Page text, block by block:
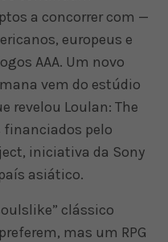
a concorrer com —
europeus e
AAA. Um novo
vem do estúdio
revelou Loulan: The
financiados pelo
iniciativa da Sony
asiático.
clássico
mas um RPG